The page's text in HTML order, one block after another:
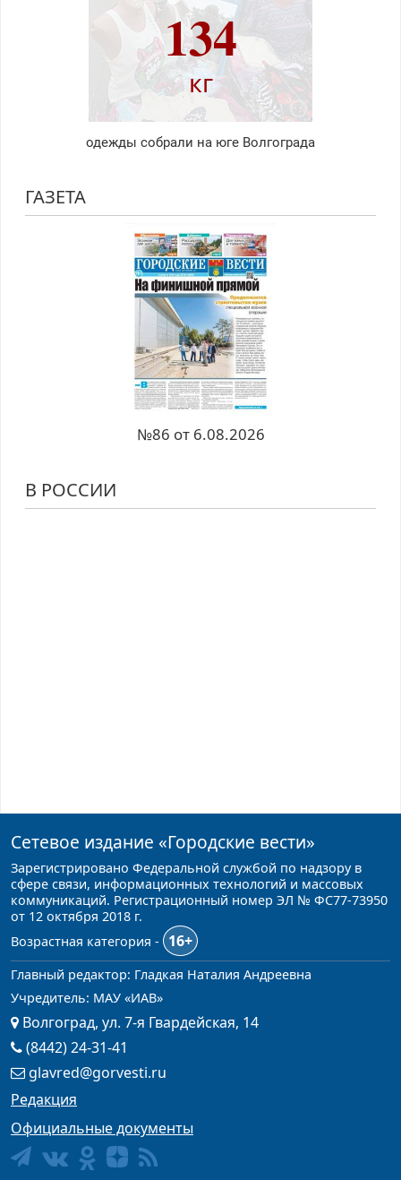
134
кг
одежды собрали на юге Волгограда
ГАЗЕТА
№86 от 6.08.2026
В РОССИИ
Сетевое издание «Городские вести»
Зарегистрировано Федеральной службой по надзору в
сфере связи, информационных технологий и массовых
коммуникаций. Регистрационный номер ЭЛ № ФС77-73950
от 12 октября 2018 г.
Возрастная категория -
16+
Главный редактор: Гладкая Наталия Андреевна
Учредитель: МАУ «ИАВ»
Волгоград, ул. 7-я Гвардейская, 14
(8442) 24-31-41
glavred@gorvesti.ru
Редакция
Официальные документы